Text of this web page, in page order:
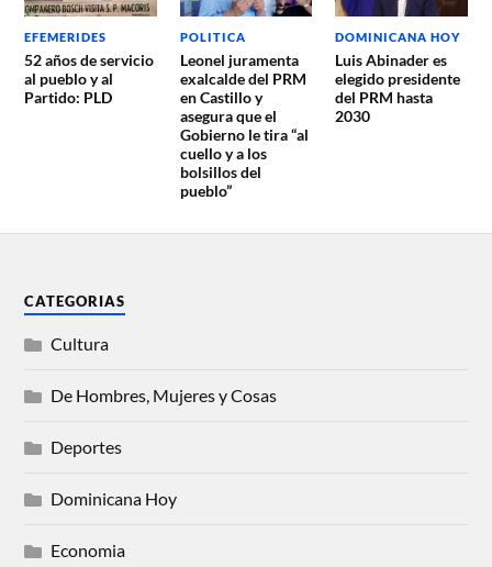
EFEMERIDES
52 años de servicio
al pueblo y al
Partido: PLD
POLITICA
Leonel juramenta
exalcalde del PRM
en Castillo y
asegura que el
Gobierno le tira “al
cuello y a los
bolsillos del
pueblo”
DOMINICANA HOY
Luis Abinader es
elegido presidente
del PRM hasta
2030
CATEGORIAS
Cultura
De Hombres, Mujeres y Cosas
Deportes
Dominicana Hoy
Economia